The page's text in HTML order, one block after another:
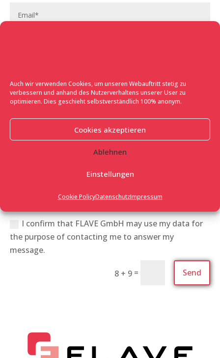
Auch wir verwenden Cookies, um unseren Webauftritt stetig zu
verbessern und anhand des Nutzerverhaltens unserer User zu
optimieren. Dies geschieht selbstverständlich 100% anonym.
Cookies akzeptieren
Ablehnen
Einstellungen
Cookie PolicyDatenschutzImpressum
I confirm that FLAVE GmbH may use my data for
the purpose of contacting me to answer my
message.
8 + 9 = Send